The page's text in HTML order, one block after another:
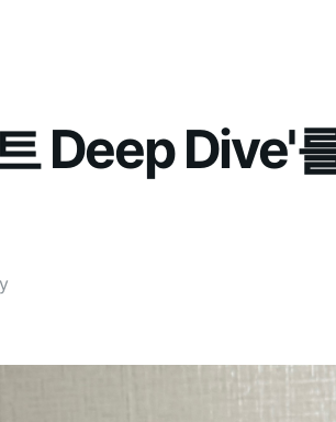
Deep Dive'